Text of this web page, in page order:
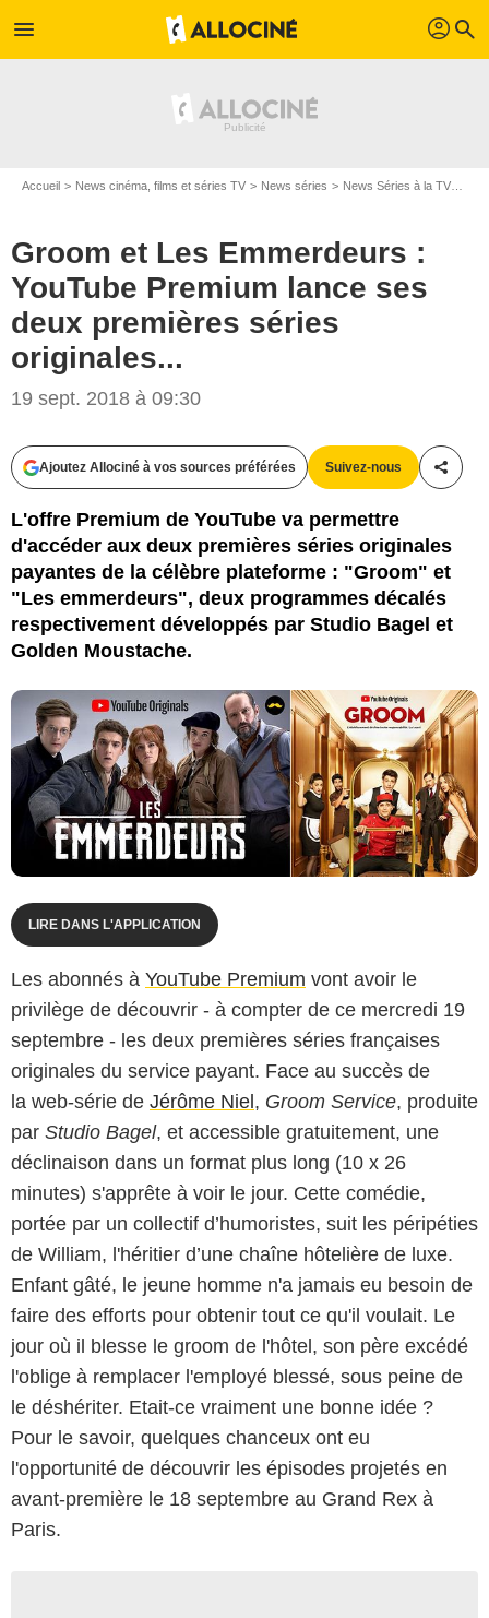
menu profil search
Accueil News cinéma, films et séries TV News séries News Séries à la TV
Groom et Les Emmerdeurs :
YouTube Premium lance ses
deux premières séries
originales...
19 sept. 2018 à 09:30
Ajoutez Allociné à vos sources préférées Suivez-nous
L'offre Premium de YouTube va permettre
d'accéder aux deux premières séries originales
payantes de la célèbre plateforme : "Groom" et
"Les emmerdeurs", deux programmes décalés
respectivement développés par Studio Bagel et
Golden Moustache.
Nicolas Auproux / YouTube Premium
LIRE DANS L'APPLICATION
Les abonnés à YouTube Premium vont avoir le
privilège de découvrir - à compter de ce mercredi 19
septembre - les deux premières séries françaises
originales du service payant. Face au succès de
la web-série de Jérôme Niel , Groom Service, produite
par Studio Bagel, et accessible gratuitement, une
déclinaison dans un format plus long (10 x 26
minutes) s'apprête à voir le jour. Cette comédie,
portée par un collectif d’humoristes, suit les péripéties
de William, l'héritier d’une chaîne hôtelière de luxe.
Enfant gâté, le jeune homme n'a jamais eu besoin de
faire des efforts pour obtenir tout ce qu'il voulait. Le
jour où il blesse le groom de l'hôtel, son père excédé
l'oblige à remplacer l'employé blessé, sous peine de
le déshériter. Etait-ce vraiment une bonne idée ?
Pour le savoir, quelques chanceux ont eu
l'opportunité de découvrir les épisodes projetés en
avant-première le 18 septembre au Grand Rex à
Paris.